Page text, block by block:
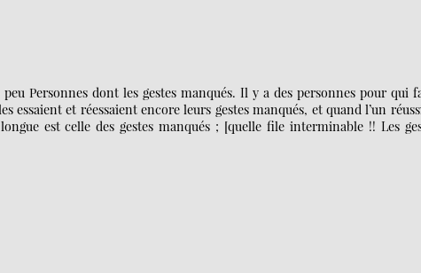
Personnes dont les gestes manqués. Il y a des personnes pour qui
essaient et réessaient encore leurs gestes manqués, et quand l’un
est celle des gestes manqués ; [quelle file interminable !! Les